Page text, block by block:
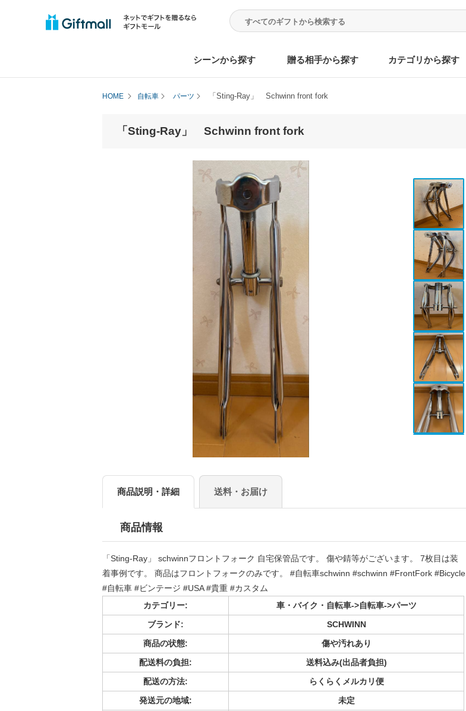
シーンから探す 贈る相手から探す カテゴリから探す
HOME 自転車 パーツ 「Sting-Ray」 Schwinn front fork
「Sting-Ray」 Schwinn front fork
商品説明・詳細 送料・お届け
商品情報
「Sting-Ray」 schwinnフロントフォーク 自宅保管品です。 傷や錆等がございます。 7枚目は装
着事例です。 商品はフロントフォークのみです。 #自転車schwinn #schwinn #FrontFork #Bicycle
#自転車 #ビンテージ #USA #貴重 #カスタム
カテゴリー:
車・バイク・自転車->自転車->パーツ
ブランド:
SCHWINN
商品の状態:
傷や汚れあり
配送料の負担:
送料込み(出品者負担)
配送の方法:
らくらくメルカリ便
発送元の地域:
未定